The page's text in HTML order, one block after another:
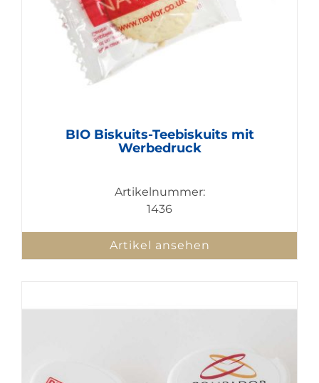
BIO Biskuits-Teebiskuits mit
Werbedruck
Artikelnummer:
1436
Artikel ansehen